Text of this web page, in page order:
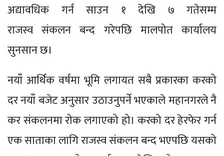
अद्यावधिक गर्न साउन १ देखि ७ गतेसम्म
राजस्व संकलन बन्द गरेपछि मालपोत कार्यालय
सुनसान छ।
नयाँ आर्थिक वर्षमा भूमि लगायत सबै प्रकारका करको
दर नयाँ बजेट अनुसार उठाउनुपर्ने भएकाले महानगरले नै
कर संकलनमा रोक लगाएको हो। करको दर हेरफेर गर्न
एक साताका लागि राजस्व संकलन बन्द भएपछि यसको